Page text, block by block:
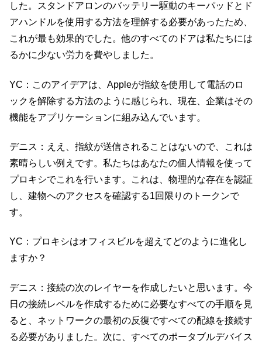
した。スタンドアロンのバッテリー駆動のキーパッドとド
アハンドルを使用する方法を理解する必要があったため、
これが最も効果的でした。他のすべてのドアは私たちには
るかに少ない労力を費やしました。
YC：このアイデアは、Appleが指紋を使用して電話のロ
ックを解除する方法のように感じられ、現在、企業はその
機能をアプリケーションに組み込んでいます。
デニス：ええ、指紋が送信されることはないので、これは
素晴らしい例えです。私たちはあなたの個人情報を使って
プロキシでこれを行います。これは、物理的な存在を認証
し、建物へのアクセスを確認する1回限りのトークンで
す。
YC：プロキシはオフィスビルを超えてどのように進化し
ますか？
デニス：接続の次のレイヤーを作成したいと思います。今
日の接続レベルを作成するために必要なすべての手順を見
ると、ネットワークの最初の反復ですべての配線を接続す
る必要がありました。次に、すべてのポータブルデバイス